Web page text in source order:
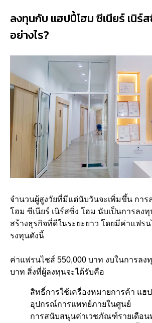
ลงทุนกับ แฮปปี้โฮม ซีเนียร์ เนิร์
อย่างไร?
จำนวนผู้สูงวัยที่มีแต่นับวันจะเพิ่มขึ้น การ
โฮม ซีเนียร์ เนิร์สซิ่ง โฮม นับเป็นการลง
สร้างธุรกิจที่ดีในระยะยาว โดยมีค่าแฟร
รงทุนดังนี้
ค่าแฟรนไชส์ 550,000 บาท งบในการลง
บาท สิ่งที่ผู้ลงทุนจะได้รับคือ
สิทธิ์การใช้เครื่องหมายการค้า แฮ
อุปกรณ์การแพทย์ภายในศูนย์
การสนับสนุนค่าเวชภัณฑ์รายเดือน